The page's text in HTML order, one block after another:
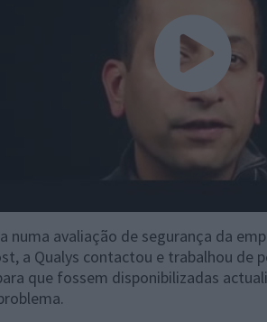
avaliação de segurança da
a Qualys contactou e trabalhou de
que fossem disponibilizadas